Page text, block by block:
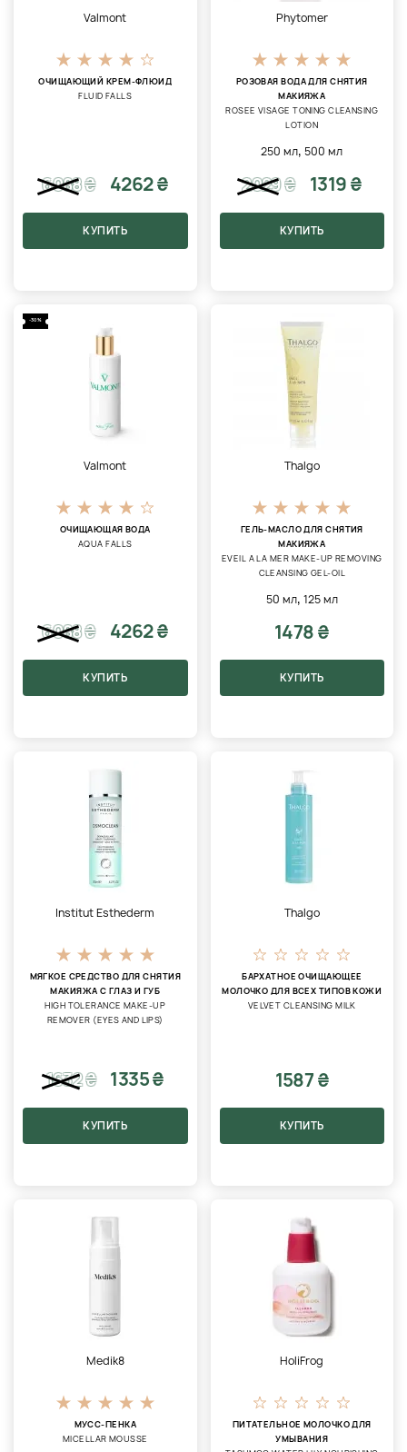
Valmont
ОЧИЩАЮЩИЙ КРЕМ-ФЛЮИД
FLUID FALLS
6088₴ 4262 ₴
КУПИТЬ
Phytomer
РОЗОВАЯ ВОДА ДЛЯ СНЯТИЯ
МАКИЯЖА
ROSEE VISAGE TONING CLEANSING
LOTION
250 мл, 500 мл
2029₴ 1319 ₴
КУПИТЬ
-30%
Valmont
ОЧИЩАЮЩАЯ ВОДА
AQUA FALLS
6088₴ 4262 ₴
КУПИТЬ
Thalgo
ГЕЛЬ-МАСЛО ДЛЯ СНЯТИЯ
МАКИЯЖА
EVEIL A LA MER MAKE-UP REMOVING
CLEANSING GEL-OIL
50 мл, 125 мл
1478 ₴
КУПИТЬ
Institut Esthederm
МЯГКОЕ СРЕДСТВО ДЛЯ СНЯТИЯ
МАКИЯЖА С ГЛАЗ И ГУБ
HIGH TOLERANCE MAKE-UP
REMOVER (EYES AND LIPS)
1632₴ 1335 ₴
КУПИТЬ
Thalgo
БАРХАТНОЕ ОЧИЩАЮЩЕЕ
МОЛОЧКО ДЛЯ ВСЕХ ТИПОВ КОЖИ
VELVET CLEANSING MILK
1587 ₴
КУПИТЬ
Medik8
МУСС-ПЕНКА
MICELLAR MOUSSE
HoliFrog
ПИТАТЕЛЬНОЕ МОЛОЧКО ДЛЯ
УМЫВАНИЯ